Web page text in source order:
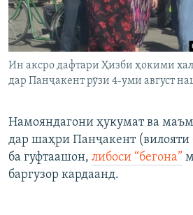
Ин аксро дафтари Ҳизби ҳокими
дар Панҷакент рӯзи 4-уми август
Намояндагони ҳукумат ва
дар шаҳри Панҷакент (вилояти
ба гуфтаашон, либоси “бегона”
баргузор кардаанд.